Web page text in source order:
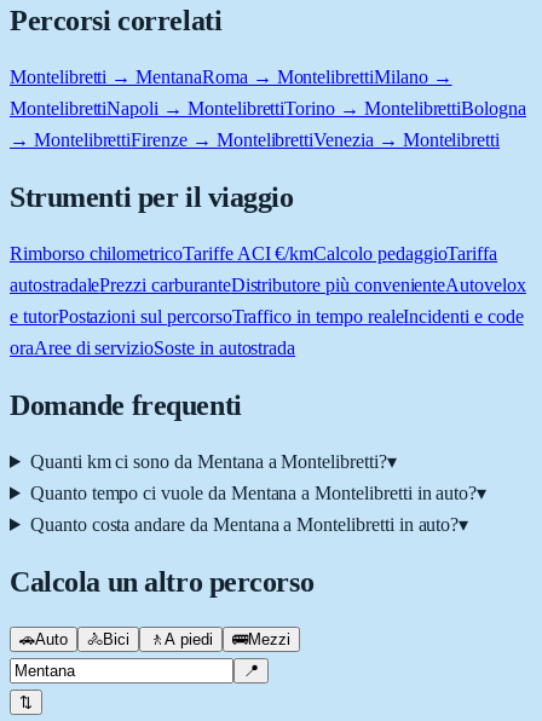
Percorsi correlati
Montelibretti → MentanaRoma → MontelibrettiMilano →
MontelibrettiNapoli → MontelibrettiTorino → MontelibrettiBologna
→ MontelibrettiFirenze → MontelibrettiVenezia → Montelibretti
Strumenti per il viaggio
Rimborso chilometricoTariffe ACI €/kmCalcolo pedaggioTariffa
autostradalePrezzi carburanteDistributore più convenienteAutovelox
e tutorPostazioni sul percorsoTraffico in tempo realeIncidenti e code
oraAree di servizioSoste in autostrada
Domande frequenti
Quanti km ci sono da Mentana a Montelibretti?▾
Quanto tempo ci vuole da Mentana a Montelibretti in auto?▾
Quanto costa andare da Mentana a Montelibretti in auto?▾
Calcola un altro percorso
🚗Auto 🚴Bici 🚶 A piedi 🚌Mezzi
📍
⇅